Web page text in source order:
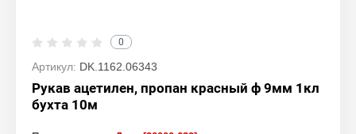
0
Артикул: DK.1162.06343
Рукав ацетилен, пропан красный ф 9мм 1кл
бухта 10м